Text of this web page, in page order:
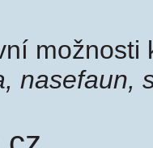
nasefaun,